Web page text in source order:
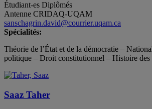
Étudiant-es Diplômés
Antenne CRIDAQ-UQAM
sanschagrin.david@courrier.uqam.ca
Spécialités:
Théorie de l’État et de la démocratie –
politique – Droit constitutionnel – Histoire des
Saaz Taher